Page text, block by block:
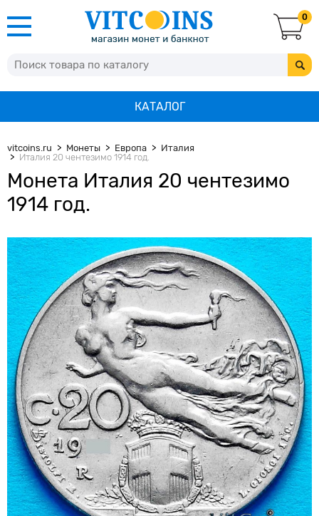
0
КАТАЛОГ
vitcoins.ru Монеты Европа
Италия
Италия 20 чентезимо 1914 год.
Монета Италия 20 чентезимо
1914 год.